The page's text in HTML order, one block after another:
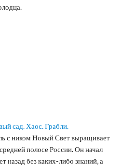
сад. Хаос. Грабли.
с ником Новый Свет выращивает
полосе России. Он начал
назад без каких-либо знаний, а